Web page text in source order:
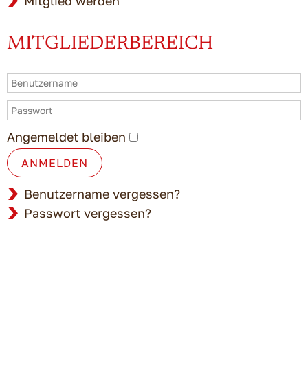
MITGLIEDERBEREICH
Angemeldet bleiben
ANMELDEN
Benutzername vergessen?
Passwort vergessen?